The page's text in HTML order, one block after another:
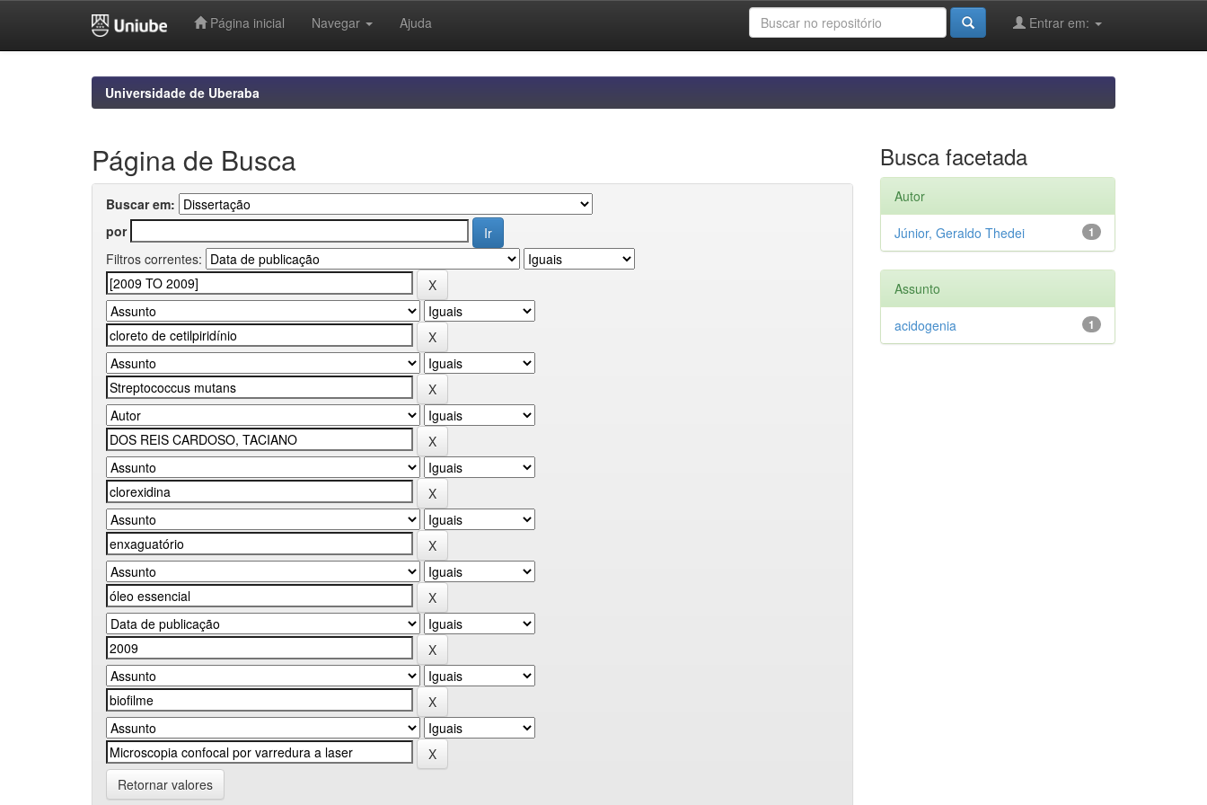
Página inicial Navegar Ajuda Entrar em:
Universidade de Uberaba
Página de Busca
Buscar em:
por
Filtros correntes:
Retornar valores
Busca facetada
Autor
1
Júnior, Geraldo Thedei
Assunto
1
acidogenia